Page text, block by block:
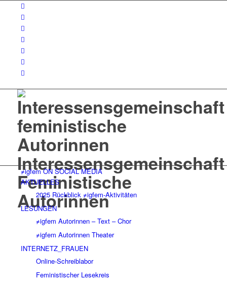
Interessensgemeinschaft
Feministische
Autorinnen
≠igfem ON SOCIAL MEDIA
AKTUELLES
2025 Rückblick ≠igfem-Aktivitäten
LESUNGEN
≠igfem Autorinnen – Text – Chor
≠igfem Autorinnen Theater
INTERNETZ_FRAUEN
Online-Schreiblabor
Feministischer Lesekreis